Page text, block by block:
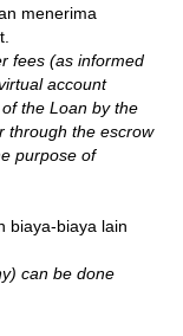
menerima
fees (as informed
account
the Loan by the
through the escrow
purpose of
biaya-biaya lain
can be done